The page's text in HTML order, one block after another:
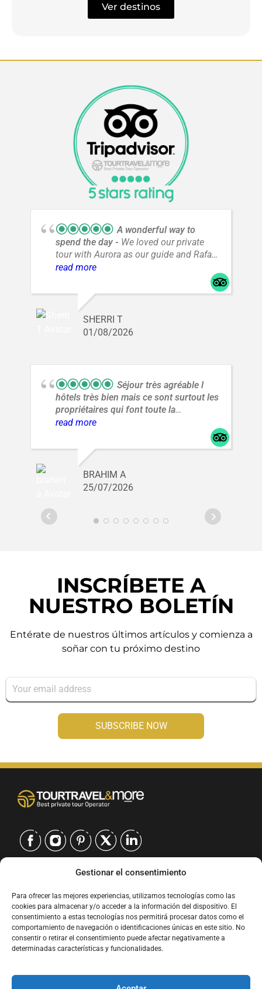
Gestionar el consentimiento
Para ofrecer las mejores experiencias, utilizamos tecnologías como las
cookies para almacenar y/o acceder a la información del dispositivo. El
consentimiento a estas tecnologías nos permitirá procesar datos como el
comportamiento de navegación o identificaciones únicas en este sitio. No
consentir o retirar el consentimiento puede afectar negativamente a
determinadas características y funcionalidades.
Ver destinos
A wonderful way to
spend the day
We loved our private
tour with Aurora as our guide and Rafael
as our driver. It was an incredible day
with amazing views and a great way to
spend a day from A Coruña.
read more
SHERRI T
01/08/2026
Séjour très agréable l
hôtels très bien mais ce sont surtout les
propriétaires qui font toute la
difference.un couple
Groigne,situé au cœur de la cite corsaire
a Saint Malo ( 8 Rue d'
Estrées),bénéficie d'un emplacement
idéal au calme dans l'intramuros, tout
près des remparts, des plages et des
confortables et lumineuses dans une
agréable.
read more
BRAHIM A
25/07/2026
INSCRÍBETE A
NUESTRO BOLETÍN
Entérate de nuestros últimos artículos y comienza a
soñar con tu próximo destino
SERVICIOS
EUROPE
USA |
EUROPE
USA